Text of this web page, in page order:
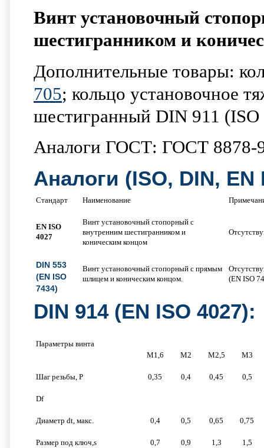
Винт установочный
шестигранником и
Дополнительные товары:
705; кольцо установочное
шестигранный DIN 911 (ISO
Аналоги ГОСТ: ГОСТ 8878-
Аналоги (ISO, DIN, EN
Стандарт Наименование
ENISO
4027
Винт установочный стопорный с
внутренним шестигранником и
коническим концом
DIN 553
(EN ISO
7434)
Винт установочный стопорный с прямым
шлицем и коническим концом.
(EN ISO
DIN 914 (EN ISO 4027):
Параметры винта
М1,6
М2 М2,5 М3
Шаг резьбы, P 0,35 0,4 0,45 0,5
Df
Диаметр dt, макс. 0,4 0,5 0,65 0,75
Размер под ключ,s 0,7 0,9 1,3 1,5